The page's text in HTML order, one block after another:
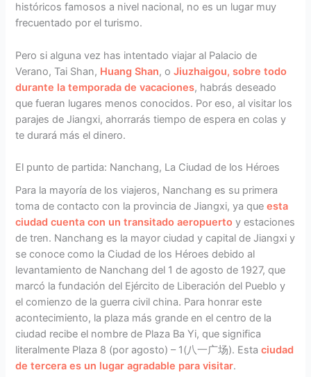
históricos famosos a nivel nacional, no es un lugar muy
frecuentado por el turismo.
Pero si alguna vez has intentado viajar al Palacio de
Verano, Tai Shan, Huang Shan, oJiuzhaigou, sobre todo
durante la temporada de vacaciones, habrás deseado
que fueran lugares menos conocidos. Por eso, al visitar los
parajes de Jiangxi, ahorrarás tiempo de espera en colas y
te durará más el dinero.
El punto de partida: Nanchang, La Ciudad de los Héroes
Para la mayoría de los viajeros, Nanchang es su primera
toma de contacto con la provincia de Jiangxi, ya queesta
ciudad cuenta con un transitado aeropuerto y estaciones
de tren. Nanchang es la mayor ciudad y capital de Jiangxi y
se conoce como la Ciudad de los Héroes debido al
levantamiento de Nanchang del 1 de agosto de 1927, que
marcó la fundación del Ejército de Liberación del Pueblo y
el comienzo de la guerra civil china. Para honrar este
acontecimiento, la plaza más grande en el centro de la
ciudad recibe el nombre de Plaza Ba Yi, que significa
literalmente Plaza 8 (por agosto) – 1(八一广场). Estaciudad
de tercera es un lugar agradable para visitar.